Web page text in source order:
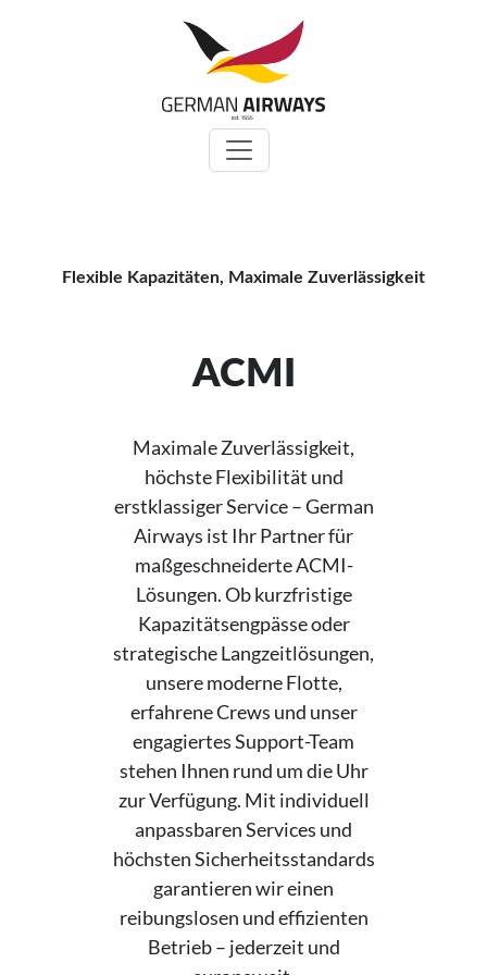
Flexible Kapazitäten, Maximale Zuverlässigkeit
ACMI
Maximale Zuverlässigkeit,
höchste Flexibilität und
erstklassiger Service – German
Airways ist Ihr Partner für
maßgeschneiderte ACMI-
Lösungen. Ob kurzfristige
Kapazitätsengpässe oder
strategische Langzeitlösungen,
unsere moderne Flotte,
erfahrene Crews und unser
engagiertes Support-Team
stehen Ihnen rund um die Uhr
zur Verfügung. Mit individuell
anpassbaren Services und
höchsten Sicherheitsstandards
garantieren wir einen
reibungslosen und effizienten
Betrieb – jederzeit und